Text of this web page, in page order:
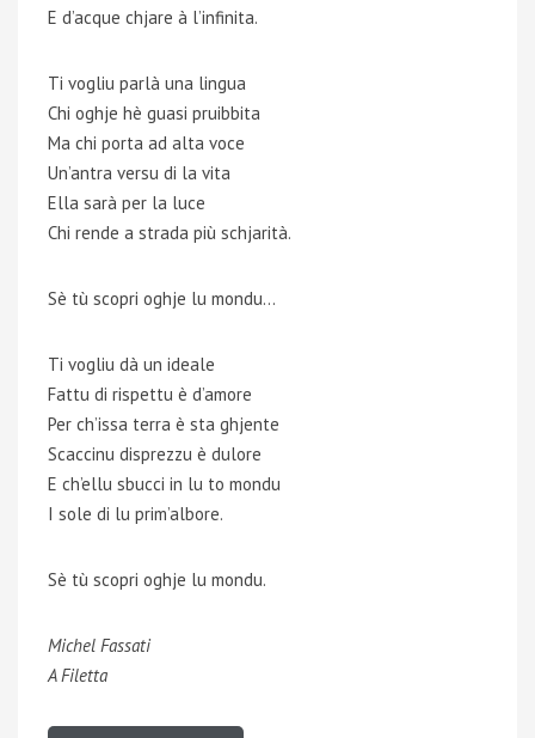
E d’acque chjare à l’infinita.
Ti vogliu parlà una lingua
Chi oghje hè guasi pruibbita
Ma chi porta ad alta voce
Un’antra versu di la vita
Ella sarà per la luce
Chi rende a strada più schjarità.
Sè tù scopri oghje lu mondu…
Ti vogliu dà un ideale
Fattu di rispettu è d’amore
Per ch’issa terra è sta ghjente
Scaccinu disprezzu è dulore
E ch’ellu sbucci in lu to mondu
I sole di lu prim’albore.
Sè tù scopri oghje lu mondu.
Michel Fassati
A Filetta